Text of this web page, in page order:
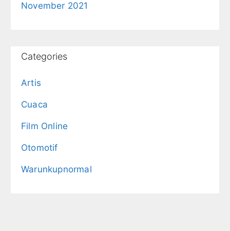
November 2021
Categories
Artis
Cuaca
Film Online
Otomotif
Warunkupnormal